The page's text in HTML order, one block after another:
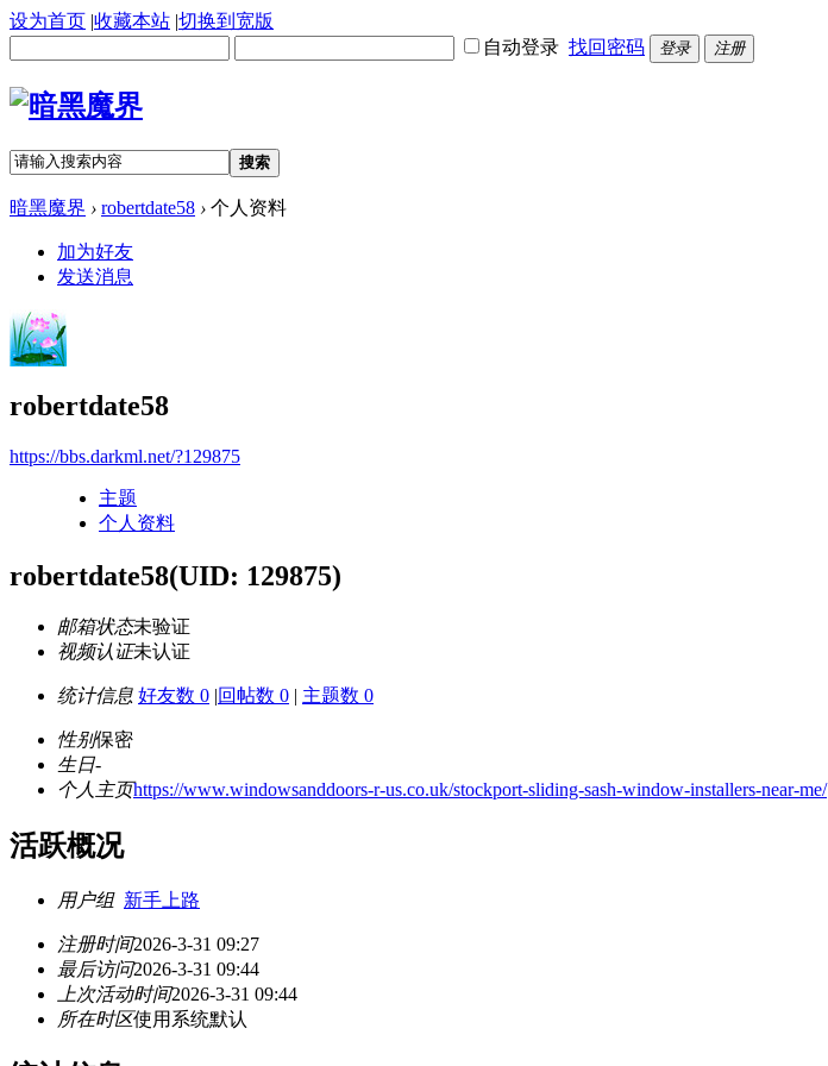
设为首页 |收藏本站 |切换到宽版
自动登录 找回密码 登录 注册
搜索
暗黑魔界 › robertdate58 › 个人资料
加为好友
发送消息
robertdate58
https://bbs.darkml.net/?129875
主题
个人资料
robertdate58(UID: 129875)
邮箱状态未验证
视频认证未认证
统计信息 好友数 0 |回帖数 0 | 主题数 0
性别保密
生日-
个人主页https://www.windowsanddoors-r-us.co.uk/stockport-sliding-sash-window-installers-near-me/
活跃概况
用户组 新手上路
注册时间2026-3-31 09:27
最后访问2026-3-31 09:44
上次活动时间2026-3-31 09:44
所在时区使用系统默认